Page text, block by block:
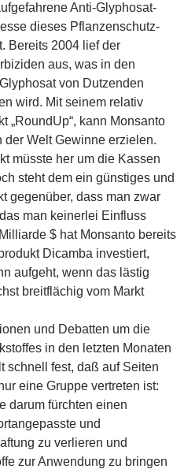
Anti-Glyphosat-
dieses Pflanzenschutz-
Bereits 2004 lief der
aus, was in den
von Dutzenden
wird. Mit seinem relativ
„RoundUp“, kann Monsanto
Welt Gewinne erzielen.
müsste her um die Kassen
steht dem ein günstiges und
gegenüber, dass man zwar
man keinerlei Einfluss
$ hat Monsanto bereits
Dicamba investiert,
aufgeht, wenn das lästig
breitflächig vom Markt
und Debatten um die
in den letzten Monaten
schnell fest, daß auf Seiten
eine Gruppe vertreten ist:
darum fürchten einen
und
zu verlieren und
zur Anwendung zu bringen